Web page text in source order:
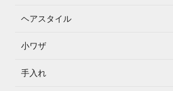
ヘアスタイル
小ワザ
手入れ